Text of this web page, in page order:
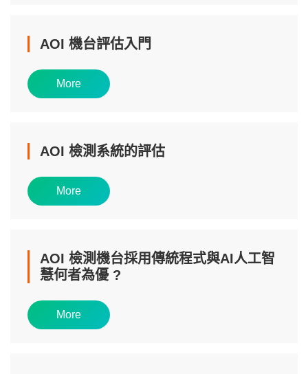
AOI 機台評估入門
More
AOI 檢測系統的評估
More
AOI 檢測機台採用傳統程式與AI人工智
慧何者為優 ?
More